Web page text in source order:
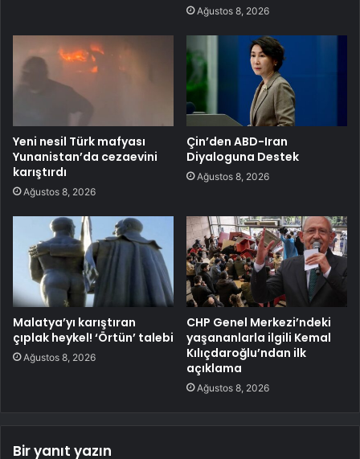
Ağustos 8, 2026
Yeni nesil Türk mafyası
Yunanistan’da cezaevini
karıştırdı
Ağustos 8, 2026
Çin’den ABD-Iran
Diyaloguna Destek
Ağustos 8, 2026
Malatya’yı karıştıran
çıplak heykel! ‘Örtün’ talebi
Ağustos 8, 2026
CHP Genel Merkezi’ndeki
yaşananlarla ilgili Kemal
Kılıçdaroğlu’ndan ilk
açıklama
Ağustos 8, 2026
Bir yanıt yazın